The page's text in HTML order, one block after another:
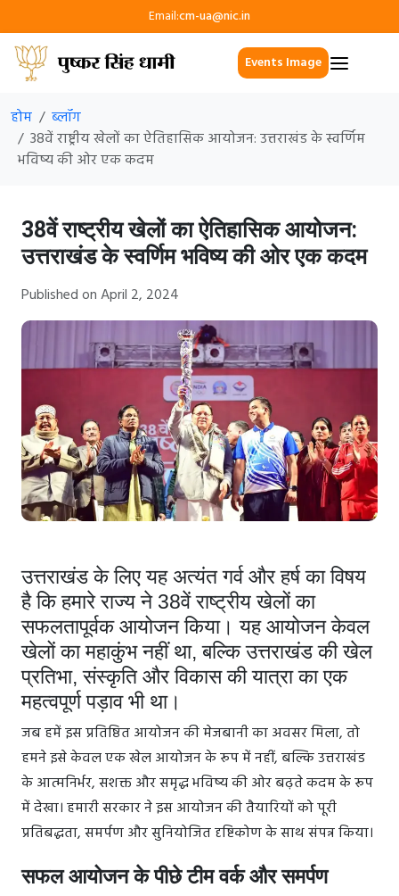
Email:cm-ua@nic.in
Events Image
होम
ब्लॉग
38वें राष्ट्रीय खेलों का ऐतिहासिक आयोजन: उत्तराखंड के स्वर्णिम
भविष्य की ओर एक कदम
38वें राष्ट्रीय खेलों का ऐतिहासिक आयोजन:
उत्तराखंड के स्वर्णिम भविष्य की ओर एक कदम
Published on April 2, 2024
उत्तराखंड के लिए यह अत्यंत गर्व और हर्ष का विषय
है कि हमारे राज्य ने 38वें राष्ट्रीय खेलों का
सफलतापूर्वक आयोजन किया। यह आयोजन केवल
खेलों का महाकुंभ नहीं था, बल्कि उत्तराखंड की खेल
प्रतिभा, संस्कृति और विकास की यात्रा का एक
महत्वपूर्ण पड़ाव भी था।
जब हमें इस प्रतिष्ठित आयोजन की मेजबानी का अवसर मिला, तो
हमने इसे केवल एक खेल आयोजन के रूप में नहीं, बल्कि उत्तराखंड
के आत्मनिर्भर, सशक्त और समृद्ध भविष्य की ओर बढ़ते कदम के रूप
में देखा। हमारी सरकार ने इस आयोजन की तैयारियों को पूरी
प्रतिबद्धता, समर्पण और सुनियोजित दृष्टिकोण के साथ संपन्न किया।
सफल आयोजन के पीछे टीम वर्क और समर्पण